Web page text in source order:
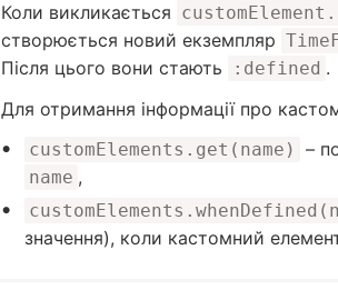
Коли викликається
створюється новий екземпляр
Після цього вони стають
:defined .
Для отримання інформації про
customElements.get(name) –
name ,
значення), коли кастомний